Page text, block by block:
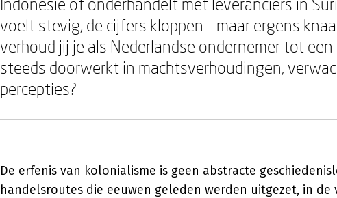
voelt stevig, de cijfers kloppen – maar ergens
verhoud jij je als Nederlandse ondernemer tot
steeds doorwerkt in machtsverhoudingen,
percepties?
De erfenis van kolonialisme is geen abstracte
handelsroutes die eeuwen geleden werden uitgezet, in de